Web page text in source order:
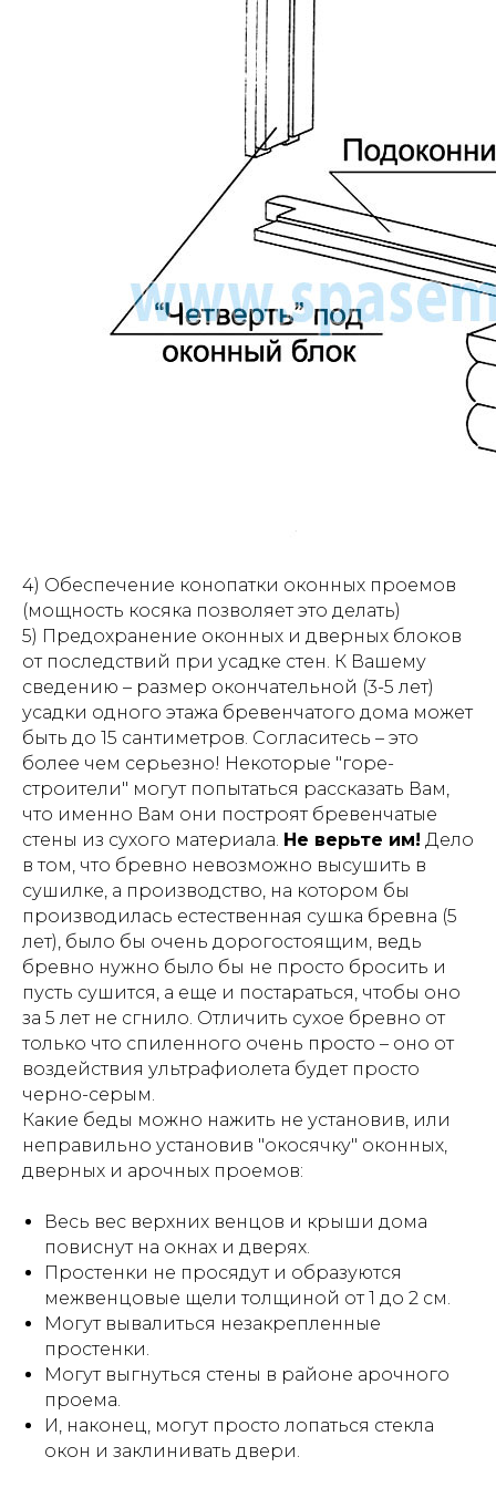
4) Обеспечение конопатки оконных проемов
(мощность косяка позволяет это делать)
5) Предохранение оконных и дверных блоков
от последствий при усадке стен. К Вашему
сведению – размер окончательной (3-5 лет)
усадки одного этажа бревенчатого дома может
быть до 15 сантиметров. Согласитесь – это
более чем серьезно! Некоторые "горе-
строители" могут попытаться рассказать Вам,
что именно Вам они построят бревенчатые
стены из сухого материала. Не верьте им! Дело
в том, что бревно невозможно высушить в
сушилке, а производство, на котором бы
производилась естественная сушка бревна (5
лет), было бы очень дорогостоящим, ведь
бревно нужно было бы не просто бросить и
пусть сушится, а еще и постараться, чтобы оно
за 5 лет не сгнило. Отличить сухое бревно от
только что спиленного очень просто – оно от
воздействия ультрафиолета будет просто
черно-серым.
Какие беды можно нажить не установив, или
неправильно установив "окосячку" оконных,
дверных и арочных проемов:
Весь вес верхних венцов и крыши дома
повиснут на окнах и дверях.
Простенки не просядут и образуются
межвенцовые щели толщиной от 1 до 2 см.
Могут вывалиться незакрепленные
простенки.
Могут выгнуться стены в районе арочного
проема.
И, наконец, могут просто лопаться стекла
окон и заклинивать двери.